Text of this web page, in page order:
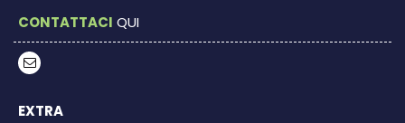
CONTATTACI QUI
EXTRA